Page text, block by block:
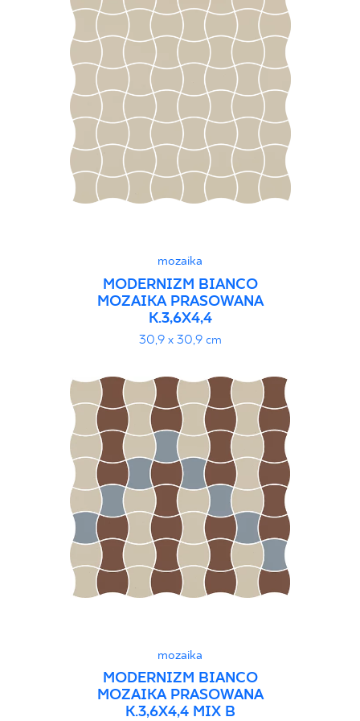
mozaika
MODERNIZM BIANCO
MOZAIKA PRASOWANA
K.3,6X4,4
30,9 x 30,9 cm
mozaika
MODERNIZM BIANCO
MOZAIKA PRASOWANA
K.3,6X4,4 MIX B